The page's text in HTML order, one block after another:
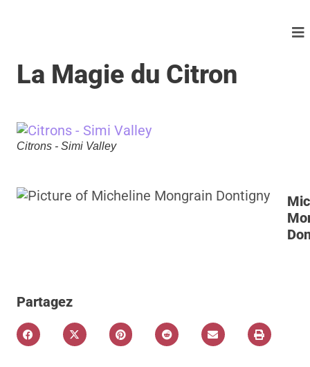
La Magie du Citron
Citrons - Simi Valley
Partagez